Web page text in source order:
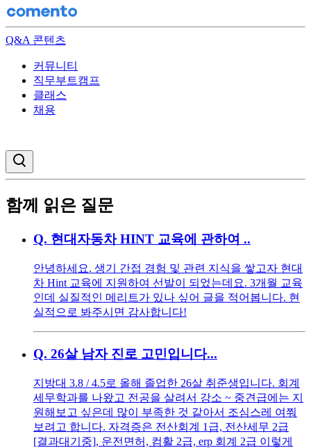
Q&A 콘텐츠
커뮤니티
직무부트캠프
클래스
채용
함께 읽은 질문
Q. 현대자동차 HINT 교육에 관하여 ..
안녕하세요. 생기 간접 경험 및 관련 지식을 쌓고자 현대
차 Hint 교육에 지원하여 선발이 되었는데요. 3개월 교육
인데 실질적인 메리트가 있나 싶어 글을 적어봅니다. 현
실적으로 봐주시면 감사합니다!
Q. 26살 남자 진로 고민입니다...
지방대 3.8 / 4.5로 올해 졸업한 26살 취준생입니다. 회계
세무학과를 나왔고 전공을 살려서 강소 ~ 중견급에는 지
원해보고 싶은데 많이 부족한 것 같아서 조심스레 여쭤
보려고 합니다. 자격증은 전산회계 1급, 전산세무 2급
[결과대기중], 운전면허, 컴활 2급, erp 회계 2급 이렇게